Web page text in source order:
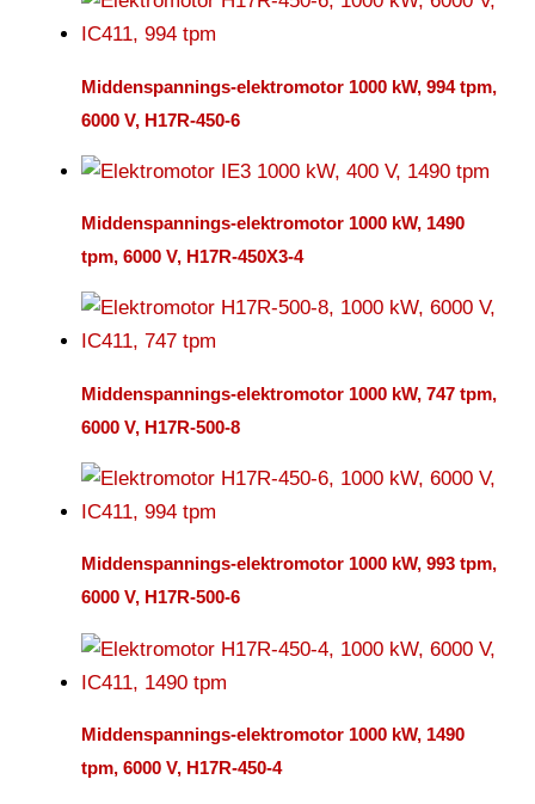
Middenspannings-elektromotor 1000 kW, 994 tpm,
6000 V, H17R-450-6
Middenspannings-elektromotor 1000 kW, 1490
tpm, 6000 V, H17R-450X3-4
Middenspannings-elektromotor 1000 kW, 747 tpm,
6000 V, H17R-500-8
Middenspannings-elektromotor 1000 kW, 993 tpm,
6000 V, H17R-500-6
Middenspannings-elektromotor 1000 kW, 1490
tpm, 6000 V, H17R-450-4